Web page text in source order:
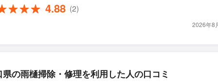
4.88 (2)
2026年8
県の雨樋掃除・修理を利用した人の口コミ